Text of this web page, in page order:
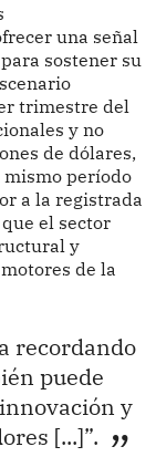
una señal
sostener su
trimestre del
y no
de dólares,
período
a la registrada
el sector
y
de la
recordando
puede
y
[...]”.